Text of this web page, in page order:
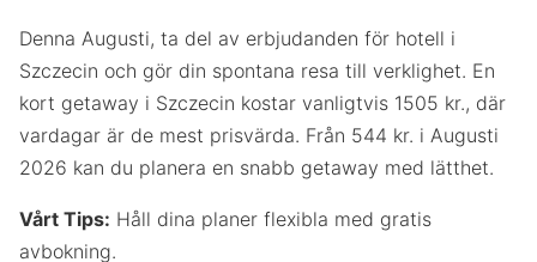
Denna Augusti, ta del av erbjudanden för hotell i
Szczecin och gör din spontana resa till verklighet. En
kort getaway i Szczecin kostar vanligtvis 1505 kr., där
vardagar är de mest prisvärda. Från 544 kr. i Augusti
2026 kan du planera en snabb getaway med lätthet.
Vårt Tips: Håll dina planer flexibla med gratis
avbokning.